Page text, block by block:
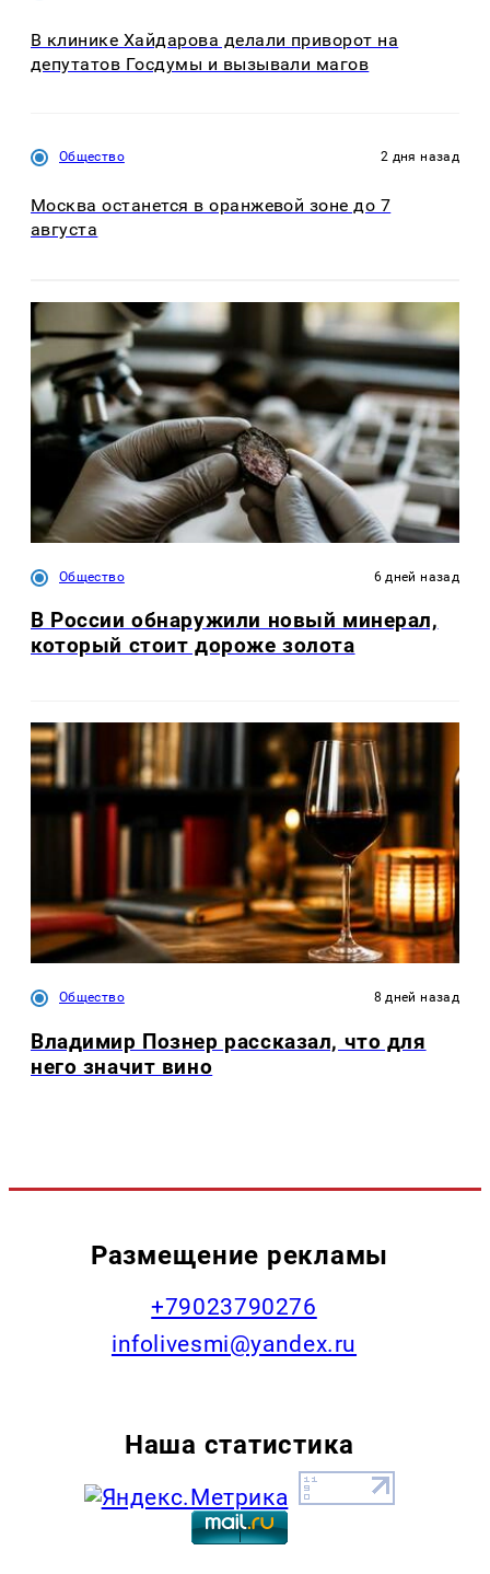
В клинике Хайдарова делали приворот на
депутатов Госдумы и вызывали магов
Общество 2 дня назад
Москва останется в оранжевой зоне до 7
августа
Общество 6 дней назад
В России обнаружили новый минерал,
который стоит дороже золота
Общество 8 дней назад
Владимир Познер рассказал, что для
него значит вино
Размещение рекламы
+79023790276
infolivesmi@yandex.ru
Наша статистика